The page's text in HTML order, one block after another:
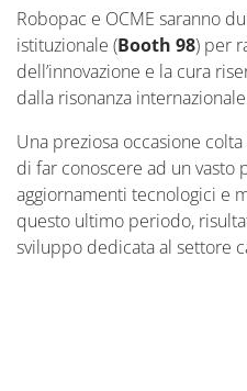
Robopac e OCME saranno
istituzionale (Booth 98) per
dell’innovazione e la cura
dalla risonanza
Una preziosa occasione
di far conoscere ad un vasto
aggiornamenti tecnologici e
questo ultimo periodo,
sviluppo dedicata al settore